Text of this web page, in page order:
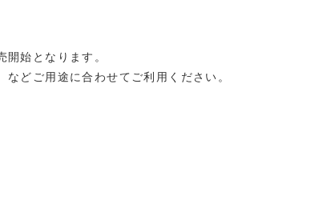
始となります。
どご用途に合わせてご利用ください。